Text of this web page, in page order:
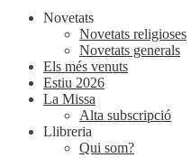
Novetats
Novetats religioses
Novetats generals
Els més venuts
Estiu 2026
La Missa
Alta subscripció
Llibreria
Qui som?